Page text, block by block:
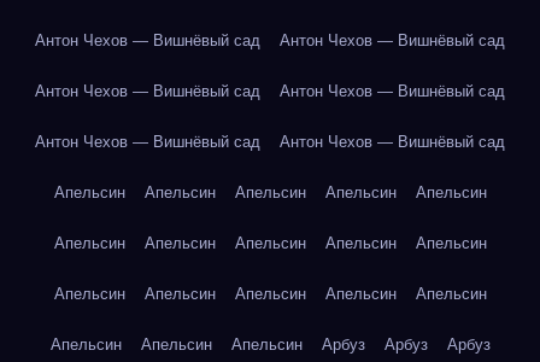
Антон Чехов — Вишнёвый сад Антон Чехов — Вишнёвый сад
Антон Чехов — Вишнёвый сад Антон Чехов — Вишнёвый сад
Антон Чехов — Вишнёвый сад Антон Чехов — Вишнёвый сад
Апельсин Апельсин Апельсин Апельсин Апельсин
Апельсин Апельсин Апельсин Апельсин Апельсин
Апельсин Апельсин Апельсин Апельсин Апельсин
Апельсин Апельсин Апельсин Арбуз Арбуз Арбуз